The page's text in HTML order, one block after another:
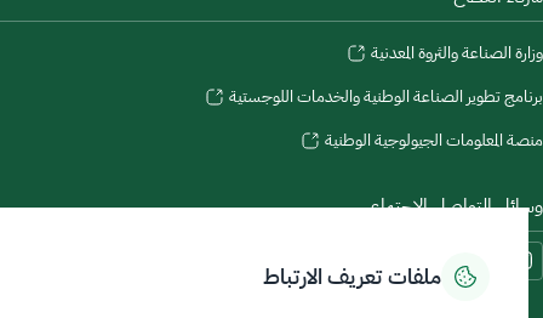
الصناعة والثروة المعدنية
تطوير الصناعة الوطنية والخدمات اللوجستية
المعلومات الجيولوجية الوطنية
التواصل الاجتماعي
ملفات تعريف الارتباط